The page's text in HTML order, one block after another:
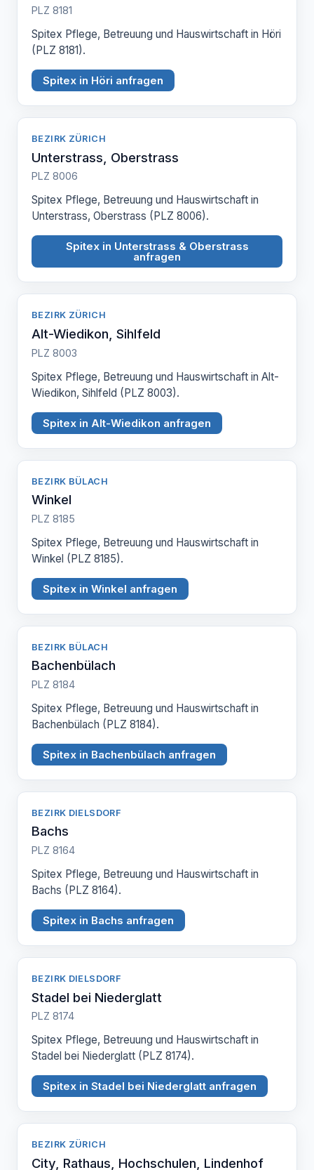
PLZ 8181
Spitex Pflege, Betreuung und Hauswirtschaft in Höri
(PLZ 8181).
Spitex in Höri anfragen
BEZIRK ZÜRICH
Unterstrass, Oberstrass
PLZ 8006
Spitex Pflege, Betreuung und Hauswirtschaft in
Unterstrass, Oberstrass (PLZ 8006).
Spitex in Unterstrass & Oberstrass
anfragen
BEZIRK ZÜRICH
Alt-Wiedikon, Sihlfeld
PLZ 8003
Spitex Pflege, Betreuung und Hauswirtschaft in Alt-
Wiedikon, Sihlfeld (PLZ 8003).
Spitex in Alt-Wiedikon anfragen
BEZIRK BÜLACH
Winkel
PLZ 8185
Spitex Pflege, Betreuung und Hauswirtschaft in
Winkel (PLZ 8185).
Spitex in Winkel anfragen
BEZIRK BÜLACH
Bachenbülach
PLZ 8184
Spitex Pflege, Betreuung und Hauswirtschaft in
Bachenbülach (PLZ 8184).
Spitex in Bachenbülach anfragen
BEZIRK DIELSDORF
Bachs
PLZ 8164
Spitex Pflege, Betreuung und Hauswirtschaft in
Bachs (PLZ 8164).
Spitex in Bachs anfragen
BEZIRK DIELSDORF
Stadel bei Niederglatt
PLZ 8174
Spitex Pflege, Betreuung und Hauswirtschaft in
Stadel bei Niederglatt (PLZ 8174).
Spitex in Stadel bei Niederglatt anfragen
BEZIRK ZÜRICH
City, Rathaus, Hochschulen, Lindenhof